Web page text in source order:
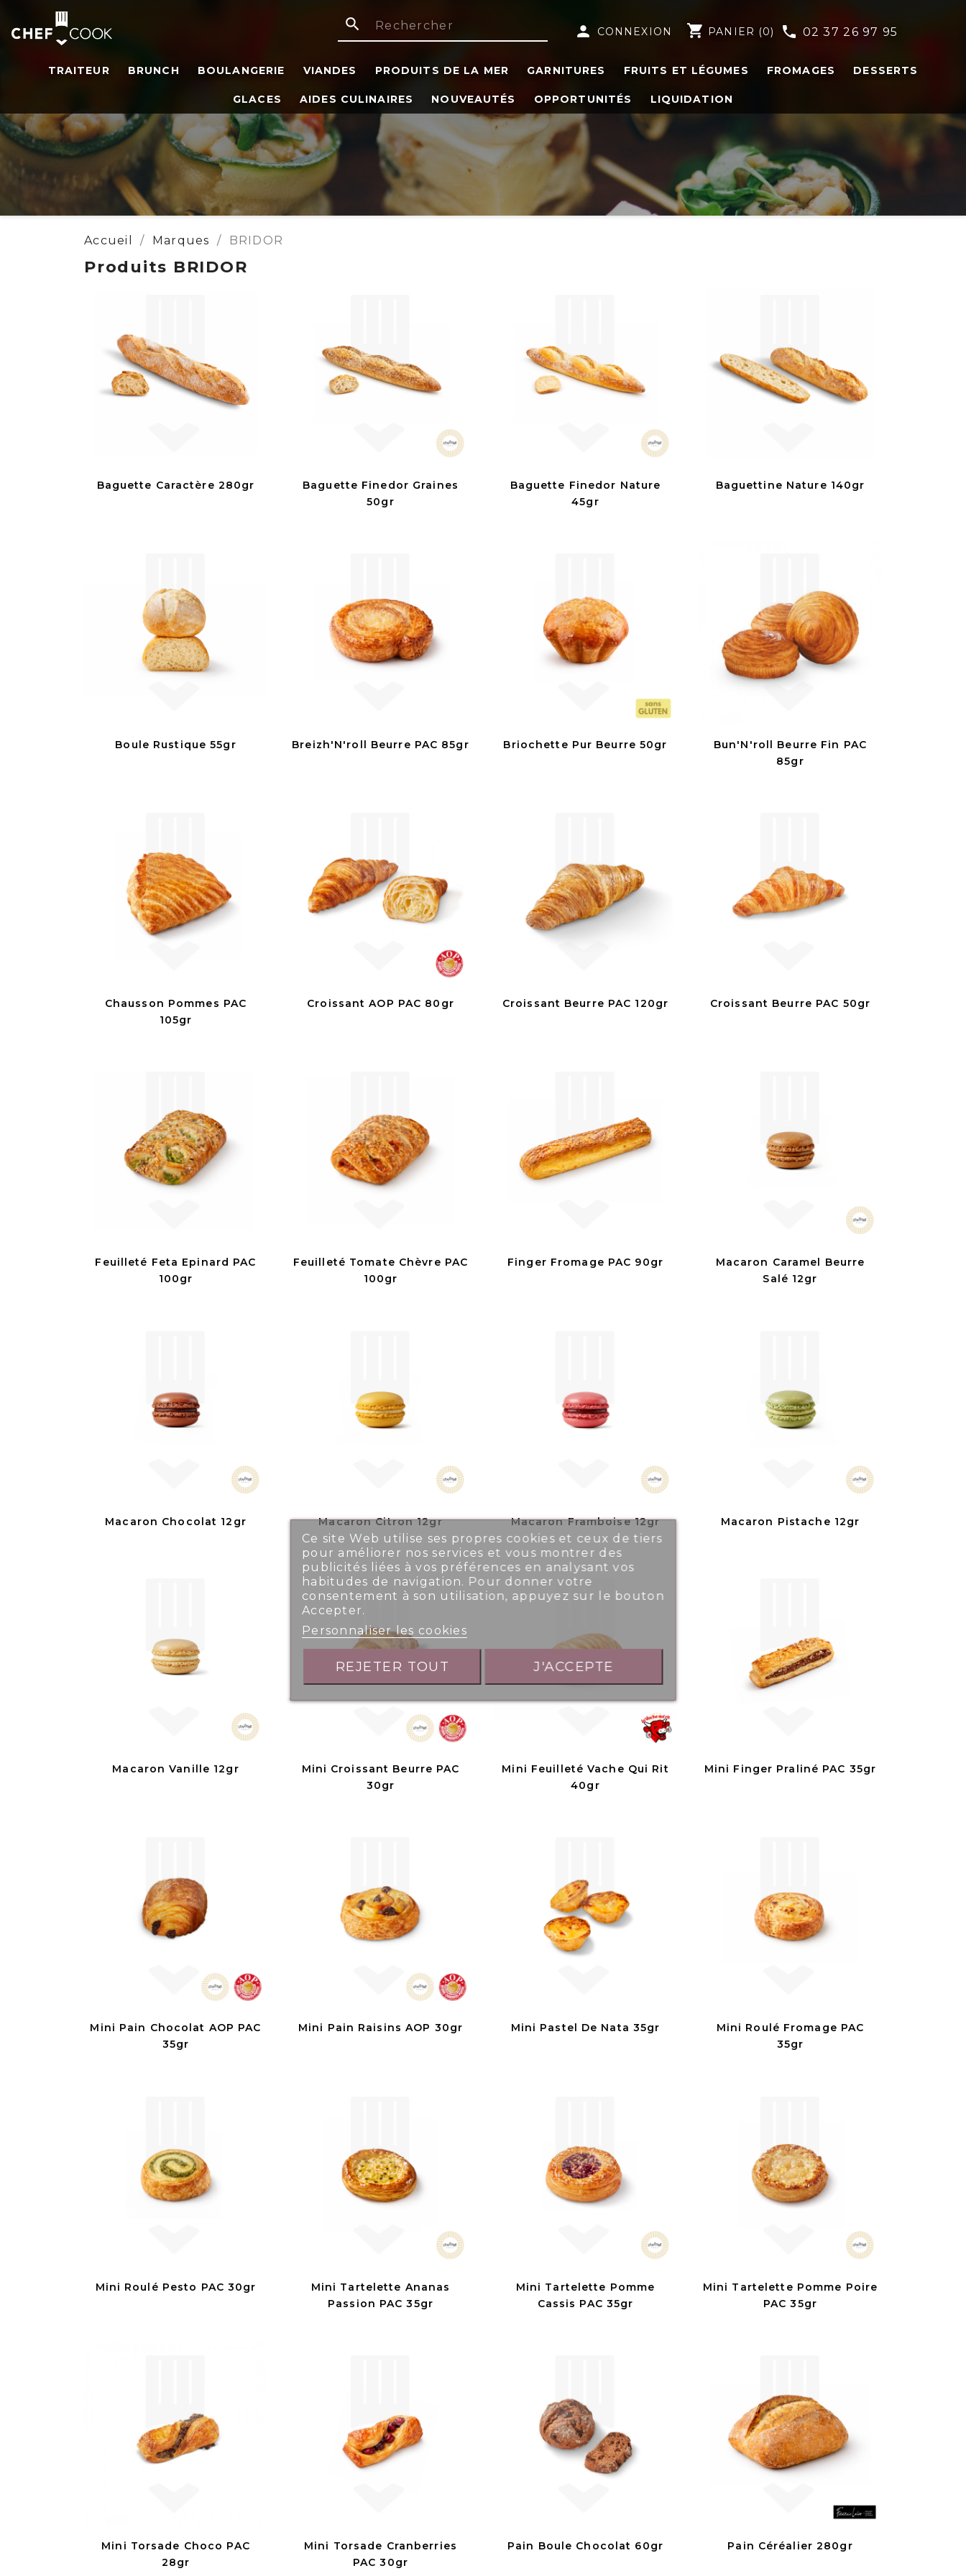
search person CONNEXION shopping_cart PANIER (0) phone 02 37 26 97 95
TRAITEUR BRUNCH BOULANGERIE VIANDES PRODUITS DE LA MER GARNITURES FRUITS ET LÉGUMES FROMAGES DESSERTS
GLACES AIDES CULINAIRES NOUVEAUTÉS OPPORTUNITÉS LIQUIDATION
Accueil Marques BRIDOR
Produits BRIDOR
Baguette Caractère 280gr
Baguette Finedor Graines
50gr
Baguette Finedor Nature
45gr
Baguettine Nature 140gr
Boule Rustique 55gr Breizh'N'roll Beurre PAC 85gr Briochette Pur Beurre 50gr
Bun'N'roll Beurre Fin PAC
85gr
Chausson Pommes PAC
105gr
Croissant AOP PAC 80gr Croissant Beurre PAC 120gr Croissant Beurre PAC 50gr
Feuilleté Feta Epinard PAC
100gr
Feuilleté Tomate Chèvre PAC
100gr
Finger Fromage PAC 90gr
Macaron Caramel Beurre
Salé 12gr
Macaron Chocolat 12gr Macaron Citron 12gr Macaron Framboise 12gr Macaron Pistache 12gr
Macaron Vanille 12gr
Mini Croissant Beurre PAC
30gr
Mini Feuilleté Vache Qui Rit
40gr
Mini Finger Praliné PAC 35gr
Mini Pain Chocolat AOP PAC
35gr
Mini Pain Raisins AOP 30gr Mini Pastel De Nata 35gr
Mini Roulé Fromage PAC
35gr
Mini Roulé Pesto PAC 30gr
Mini Tartelette Ananas
Passion PAC 35gr
Mini Tartelette Pomme
Cassis PAC 35gr
Mini Tartelette Pomme Poire
PAC 35gr
Mini Torsade Choco PAC
28gr
Mini Torsade Cranberries
PAC 30gr
Pain Boule Chocolat 60gr Pain Céréalier 280gr
Ce site Web utilise ses propres cookies et ceux de tiers
pour améliorer nos services et vous montrer des
publicités liées à vos préférences en analysant vos
habitudes de navigation. Pour donner votre
consentement à son utilisation, appuyez sur le bouton
Accepter.
Personnaliser les cookies
REJETER TOUT J'ACCEPTE